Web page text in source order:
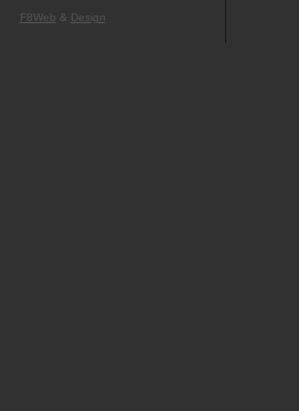
F8Web & Design